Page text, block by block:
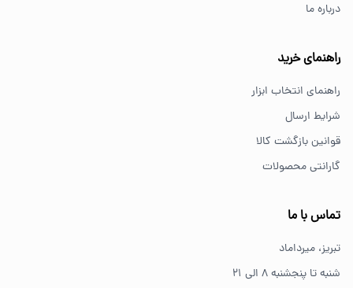
از کجا ابزار اصل بخریم؟درباره ما
راهنمای خرید
راهنمای انتخاب ابزار
شرایط ارسال
قوانین بازگشت کالا
گارانتی محصولات
تماس با ما
تبریز، میرداماد
شنبه تا پنجشنبه ۸ الی ۲۱